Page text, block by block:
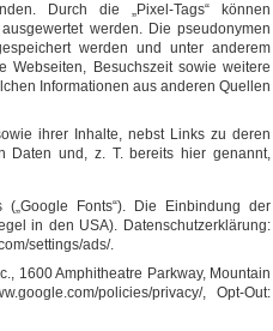
Durch die „Pixel-Tags“ können
werden. Die pseudonymen
werden und unter anderem
Webseiten, Besuchszeit sowie weitere
Informationen aus anderen Quellen
ihrer Inhalte, nebst Links zu deren
Daten und, z. T. bereits hier genannt,
(„Google Fonts“). Die Einbindung der
in den USA). Datenschutzerklärung:
settings/ads/.
1600 Amphitheatre Parkway, Mountain
policies/privacy/, Opt-Out: